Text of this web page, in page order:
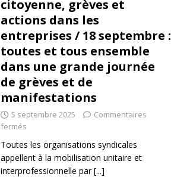
citoyenne, grèves et
actions dans les
entreprises / 18 septembre :
toutes et tous ensemble
dans une grande journée
de grèves et de
manifestations
5 septembre 2025
Commentaires
fermés
Toutes les organisations syndicales
appellent à la mobilisation unitaire et
interprofessionnelle par[...]